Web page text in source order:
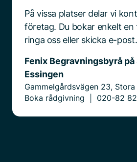
På vissa platser delar vi
företag. Du bokar enkelt
ringa oss eller skicka e-post.
Fenix Begravningsbyrå på
Essingen
Gammelgårdsvägen 23, Stora
Boka rådgivning
020-82